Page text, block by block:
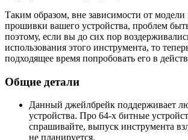
Таким образом, вне зависимости от модели
прошивки вашего устройства, проблем
поэтому, если вы до сих пор
использования этого инструмента, то
подходящее время попробовать его в
Общие детали
Данный джейлбрейк поддерживает
устройства. Про 64-х битные
спрашивайте, выпуск инструмента
не планируется.